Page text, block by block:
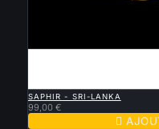
SAPHIR - SRI-LANKA
99,00 €
